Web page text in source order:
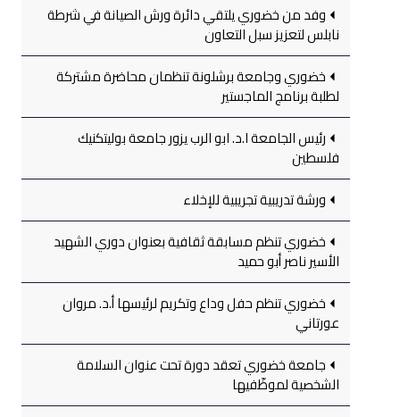
وفد من خضوري يلتقي دائرة ورش الصيانة في شرطة
نابلس لتعزيز سبل التعاون
خضوري وجامعة برشلونة تنظمان محاضرة مشتركة
لطلبة برنامج الماجستير
رئيس الجامعة ا.د. ابو الرب يزور جامعة بوليتكنيك
فلسطين
ورشة تدريبية تجريبية للإخلاء
خضوري تنظم مسابقة ثقافية بعنوان دوري الشهيد
الأسير ناصر أبو حميد
خضوري تنظم حفل وداع وتكريم لرئيسها أ.د. مروان
عورتاني
جامعة خضوري تعقد دورة تحت عنوان السلامة
الشخصية لموظّفيها